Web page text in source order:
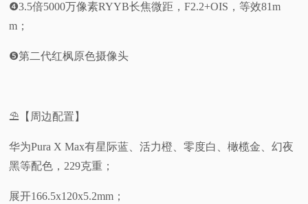
❹3.5倍5000万像素RYYB长焦微距，F2.2+OIS，等效81m
m；
❺第二代红枫原色摄像头
⛱️【周边配置】
华为Pura X Max有星际蓝、活力橙、零度白、橄榄金、幻夜
黑等配色，229克重；
展开166.5x120x5.2mm；